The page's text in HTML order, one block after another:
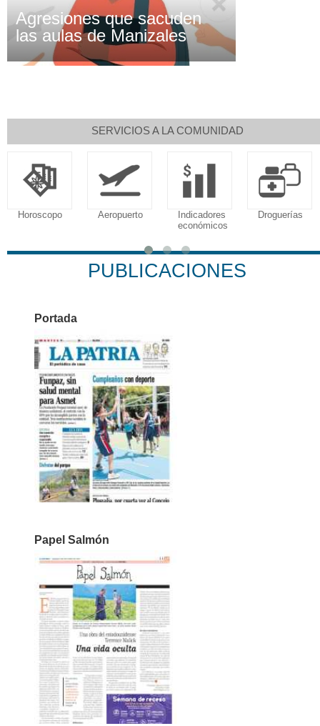
Agresiones que sacuden
las aulas de Manizales
SERVICIOS A LA COMUNIDAD
Horoscopo Aeropuerto
Indicadores
económicos
Droguerías
PUBLICACIONES
Portada
Papel Salmón